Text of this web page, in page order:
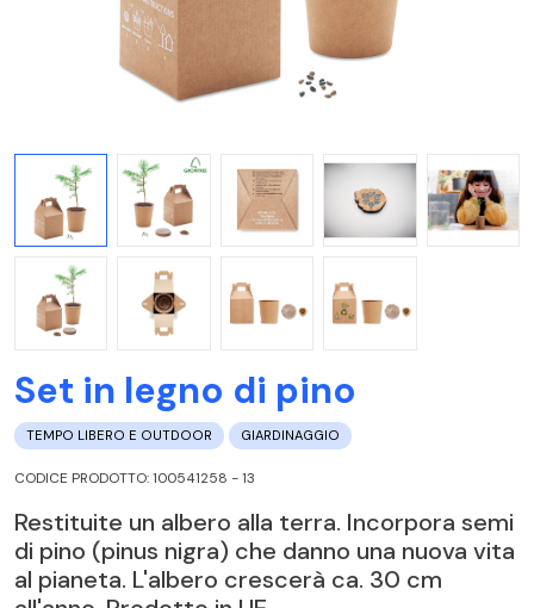
Set in legno di pino
TEMPO LIBERO E OUTDOOR GIARDINAGGIO
CODICE PRODOTTO: 100541258 - 13
Restituite un albero alla terra. Incorpora semi
di pino (pinus nigra) che danno una nuova vita
al pianeta. L'albero crescerà ca. 30 cm